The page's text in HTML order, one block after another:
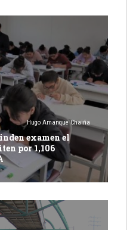
Hugo Amanque Chaiña
examen el
por 1,106